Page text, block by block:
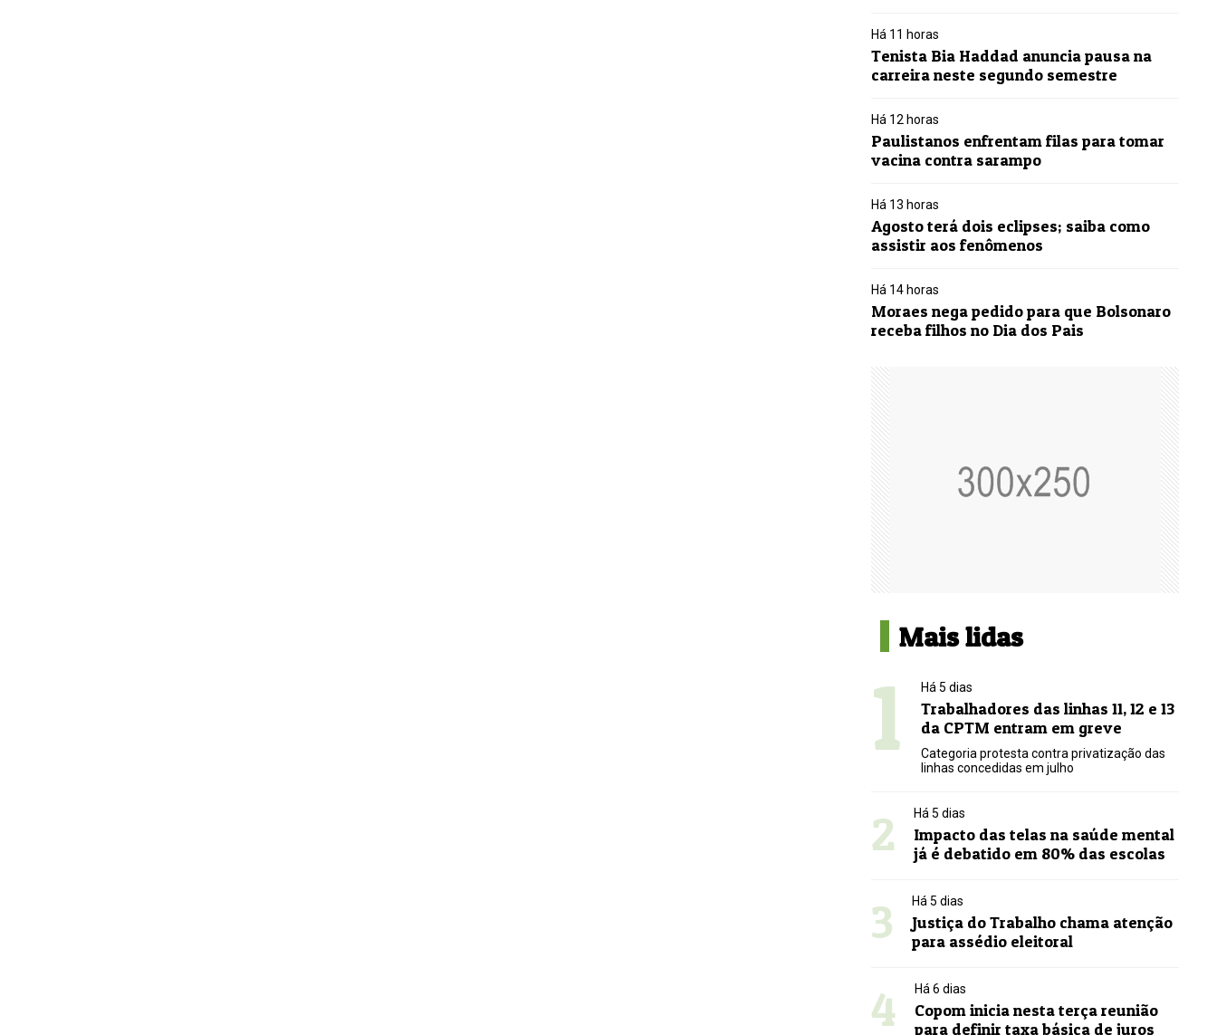
Há 11 horas
Tenista Bia Haddad anuncia pausa na
carreira neste segundo semestre
Há 12 horas
Paulistanos enfrentam filas para tomar
vacina contra sarampo
Há 13 horas
Agosto terá dois eclipses; saiba como
assistir aos fenômenos
Há 14 horas
Moraes nega pedido para que Bolsonaro
receba filhos no Dia dos Pais
Mais lidas
1 Há 5 dias
Trabalhadores das linhas 11, 12 e 13
da CPTM entram em greve
Categoria protesta contra privatização das
linhas concedidas em julho
2 Há 5 dias
Impacto das telas na saúde mental
já é debatido em 80% das escolas
3 Há 5 dias
Justiça do Trabalho chama atenção
para assédio eleitoral
4 Há 6 dias
Copom inicia nesta terça reunião
para definir taxa básica de juros